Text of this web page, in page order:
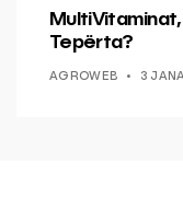
Tepërta?
AGROWEB 3